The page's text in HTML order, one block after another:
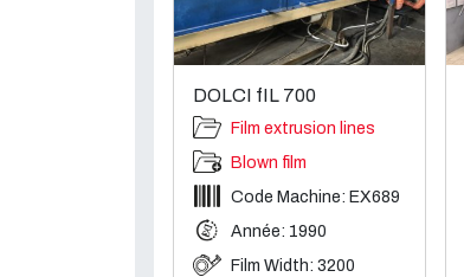
DOLCI fIL 700
Film extrusion lines
Blown film
Code Machine: EX689
Année: 1990
Film Width: 3200